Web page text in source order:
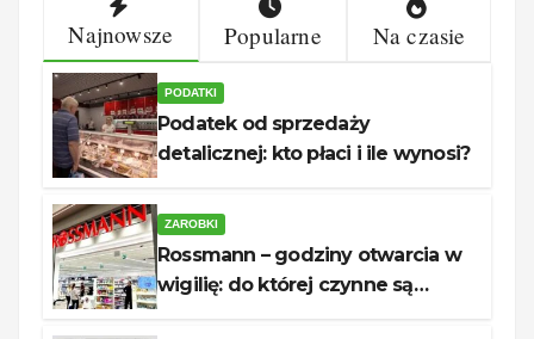
Najnowsze Popularne Na czasie
PODATKI
Podatek od sprzedaży
detalicznej: kto płaci i ile wynosi?
ZAROBKI
Rossmann – godziny otwarcia w
wigilię: do której czynne są